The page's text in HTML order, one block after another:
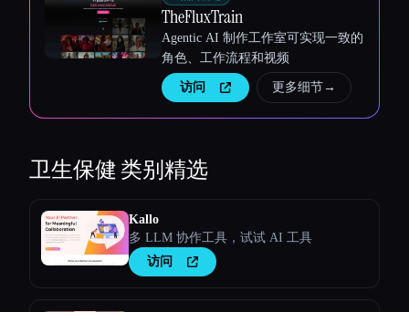
TheFluxTrain
Agentic AI 制作工作室可实现一致的
角色、工作流程和视频
访问 更多细节→
卫生保健类别精选
Kallo
多 LLM 协作工具，试试 AI 工具
访问